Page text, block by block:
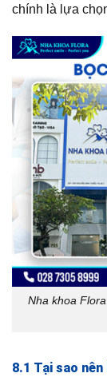
chính là lựa
Nha khoa
8.1 Tại sao